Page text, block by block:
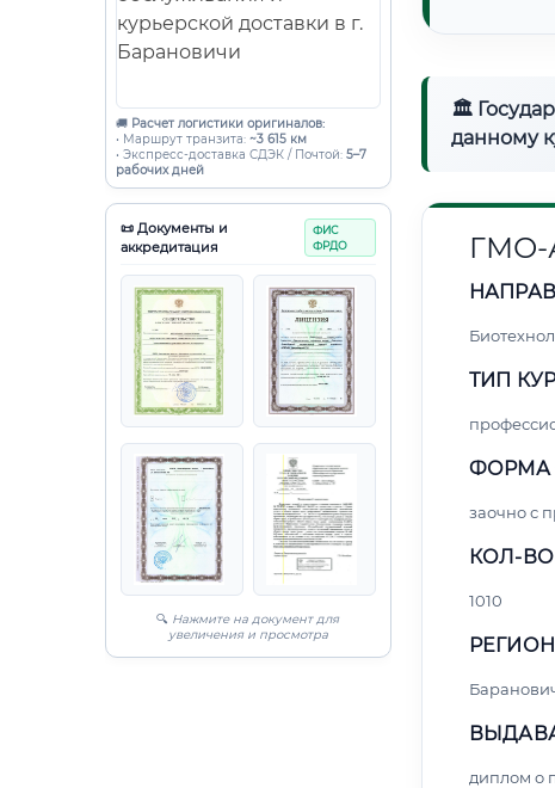
🚚 Расчет логистики оригиналов:
• Маршрут транзита: ~3 615 км
• Экспресс-доставка СДЭК / Почтой: 5–7
рабочих дней
📜 Документы и
аккредитация
ФИС
ФРДО
🔍 Нажмите на документ для
увеличения и просмотра
🏛
данному
ТИП
ФОРМА
заочно с
КОЛ-
1010
диплом о